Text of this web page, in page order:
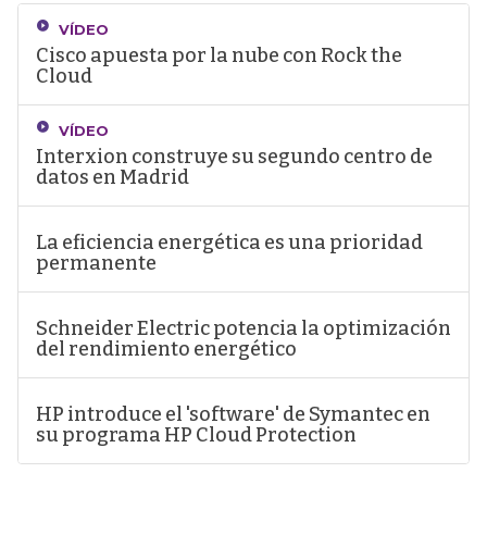
VÍDEO
Cisco apuesta por la nube con Rock the
Cloud
VÍDEO
Interxion construye su segundo centro de
datos en Madrid
La eficiencia energética es una prioridad
permanente
Schneider Electric potencia la optimización
del rendimiento energético
HP introduce el 'software' de Symantec en
su programa HP Cloud Protection